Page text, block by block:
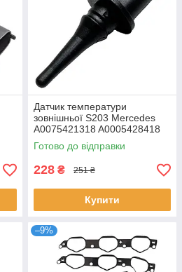
Датчик температури
зовнішньої S203 Mercedes
A0075421318 A0005428418
2E0919379A
Готово до відправки
228 ₴ 251 ₴
Купити
–9%